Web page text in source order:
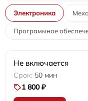
Электроника
Программное
Не включается
50 мин
1 800 ₽